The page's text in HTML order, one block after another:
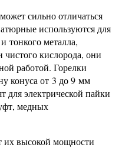
сильно отличаться
используются для
тонкого металла,
чистого кислорода, они
работой. Горелки
конуса от 3 до 9 мм
для электрической пайки
медных
их высокой мощности